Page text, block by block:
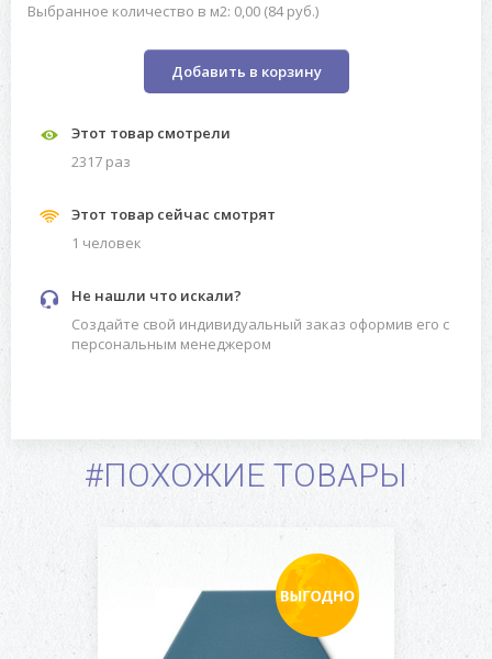
Выбранное количество в м2: 0,00 (84 руб.)
Добавить в корзину
Этот товар смотрели
2317 раз
Этот товар сейчас смотрят
1 человек
Не нашли что искали?
Создайте свой индивидуальный заказ оформив его с
персональным менеджером
#ПОХОЖИЕ ТОВАРЫ